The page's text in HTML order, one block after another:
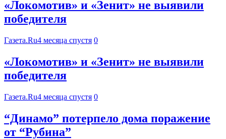
«Локомотив» и «Зенит» не выявили
победителя
Газета.Ru4 месяца спустя 0
«Локомотив» и «Зенит» не выявили
победителя
Газета.Ru4 месяца спустя 0
“Динамо” потерпело дома поражение
от “Рубина”